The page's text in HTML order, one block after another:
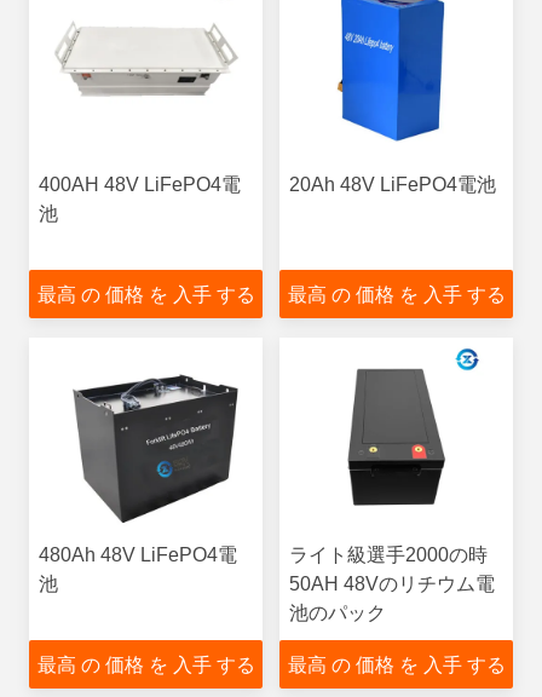
400AH 48V LiFePO4電
池
最高 の 価格 を 入手 する
20Ah 48V LiFePO4電池
最高 の 価格 を 入手 する
480Ah 48V LiFePO4電
池
最高 の 価格 を 入手 する
ライト級選手2000の時
50AH 48Vのリチウム電
池のパック
最高 の 価格 を 入手 する